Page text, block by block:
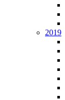
2019